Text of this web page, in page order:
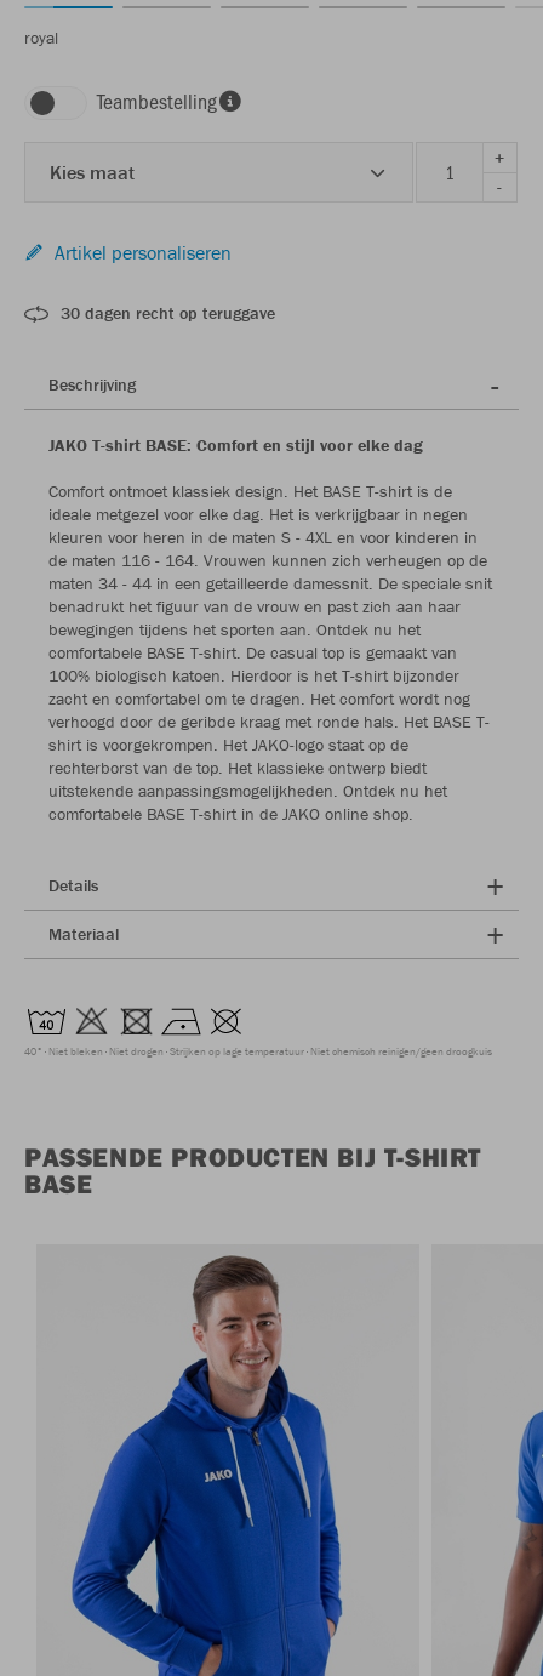
royal
Teambestelling
Kies maat
+
-
Artikel personaliseren
30 dagen recht op teruggave
Beschrijving
JAKO T-shirt BASE: Comfort en stijl voor elke dag
Comfort ontmoet klassiek design. Het BASE T-shirt is de
ideale metgezel voor elke dag. Het is verkrijgbaar in negen
kleuren voor heren in de maten S - 4XL en voor kinderen in
de maten 116 - 164. Vrouwen kunnen zich verheugen op de
maten 34 - 44 in een getailleerde damessnit. De speciale snit
benadrukt het figuur van de vrouw en past zich aan haar
bewegingen tijdens het sporten aan. Ontdek nu het
comfortabele BASE T-shirt. De casual top is gemaakt van
100% biologisch katoen. Hierdoor is het T-shirt bijzonder
zacht en comfortabel om te dragen. Het comfort wordt nog
verhoogd door de geribde kraag met ronde hals. Het BASE T-
shirt is voorgekrompen. Het JAKO-logo staat op de
rechterborst van de top. Het klassieke ontwerp biedt
uitstekende aanpassingsmogelijkheden. Ontdek nu het
comfortabele BASE T-shirt in de JAKO online shop.
Details
Materiaal
40° Niet bleken Niet drogen Strijken op lage temperatuur Niet chemisch reinigen/geen droogkuis
PASSENDE PRODUCTEN BIJ T-SHIRT
BASE